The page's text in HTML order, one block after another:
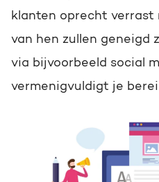
klanten oprecht verrast
van hen zullen geneigd
via bijvoorbeeld social
vermenigvuldigt je